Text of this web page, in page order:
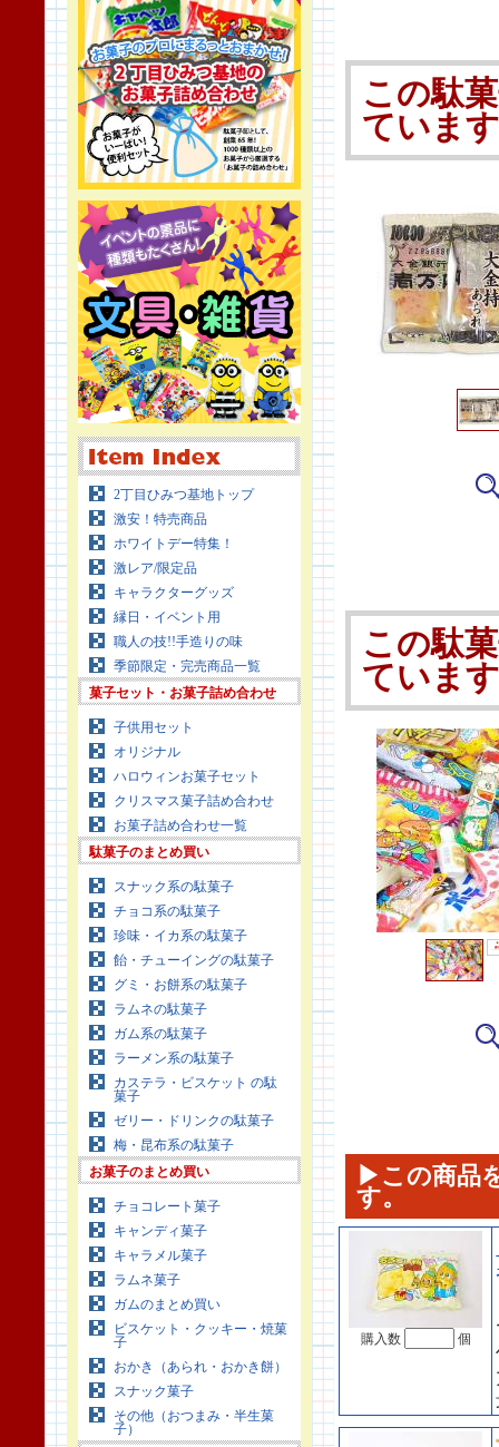
2丁目ひみつ基地トップ
激安！特売商品
ホワイトデー特集！
激レア/限定品
キャラクターグッズ
縁日・イベント用
職人の技!!手造りの味
季節限定・完売商品一覧
菓子セット・お菓子詰め合わせ
子供用セット
オリジナル
ハロウィンお菓子セット
クリスマス菓子詰め合わせ
お菓子詰め合わせ一覧
駄菓子のまとめ買い
スナック系の駄菓子
チョコ系の駄菓子
珍味・イカ系の駄菓子
飴・チューイングの駄菓子
グミ・お餅系の駄菓子
ラムネの駄菓子
ガム系の駄菓子
ラーメン系の駄菓子
カステラ・ビスケット の駄
菓子
ゼリー・ドリンクの駄菓子
梅・昆布系の駄菓子
お菓子のまとめ買い
チョコレート菓子
キャンディ菓子
キャラメル菓子
ラムネ菓子
ガムのまとめ買い
ビスケット・クッキー・焼菓
子
おかき（あられ・おかき餅）
スナック菓子
その他（おつまみ・半生菓
子）
この駄
ていま
この駄
ていま
▶この商品
す。
購入数 個